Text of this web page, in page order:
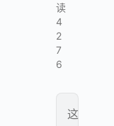
读
4
2
7
6
这